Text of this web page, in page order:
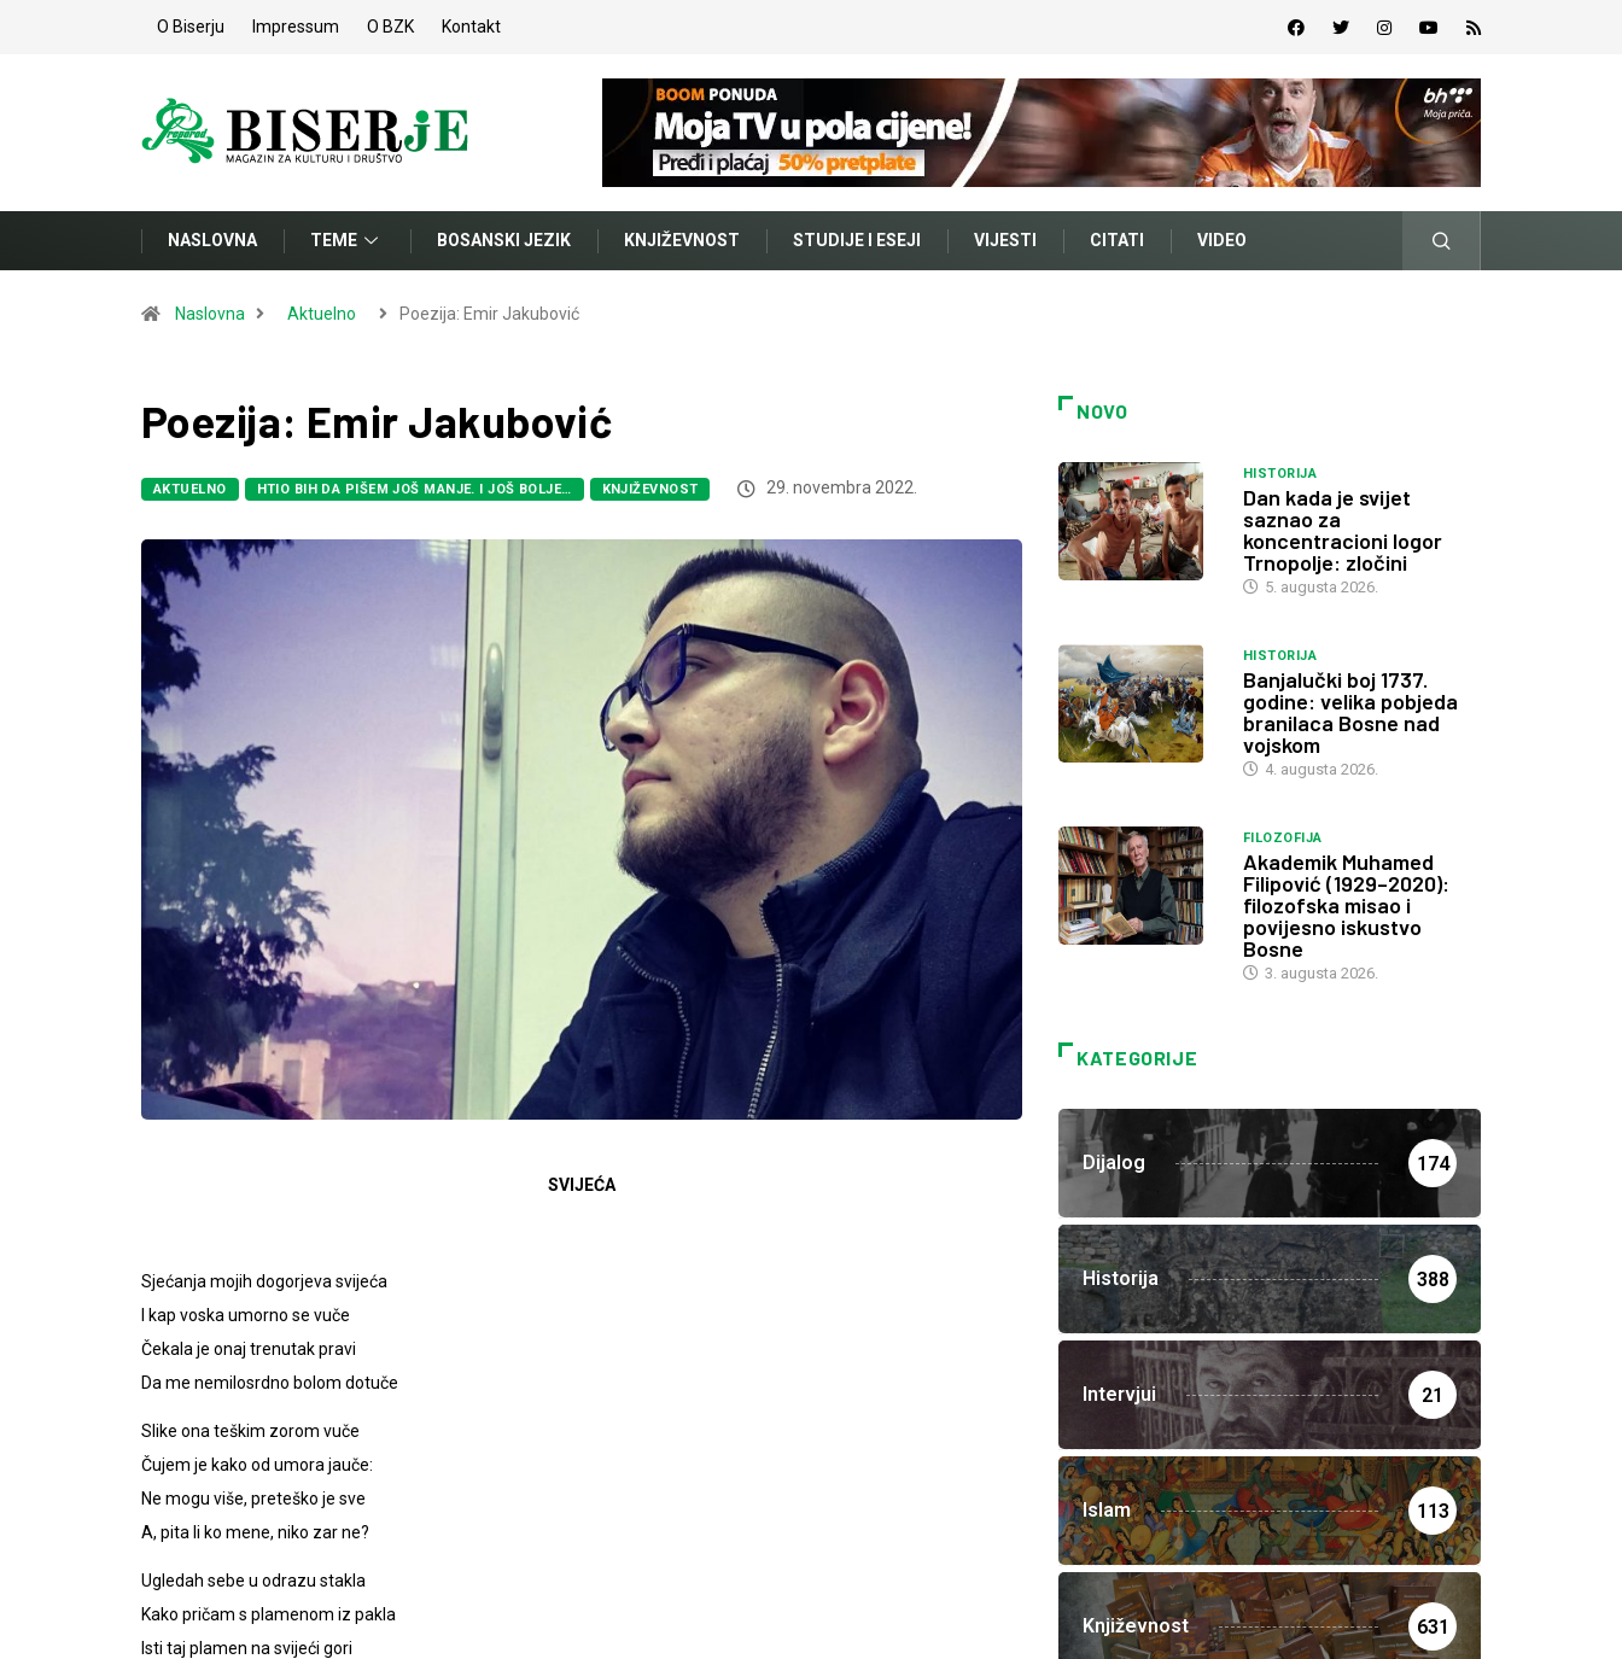
O Biserju Impressum O BZK Kontakt
NASLOVNA TEME BOSANSKI JEZIK KNJIŽEVNOST STUDIJE I ESEJI VIJESTI CITATI VIDEO
Naslovna Aktuelno Poezija: Emir Jakubović
Poezija: Emir Jakubović
AKTUELNO HTIO BIH DA PIŠEM JOŠ MANJE. I JOŠ BOLJE… KNJIŽEVNOST 29. novembra 2022.
SVIJEĆA
Sjećanja mojih dogorjeva svijeća
I kap voska umorno se vuče
Čekala je onaj trenutak pravi
Da me nemilosrdno bolom dotuče
Slike ona teškim zorom vuče
Čujem je kako od umora jauče:
Ne mogu više, preteško je sve
A, pita li ko mene, niko zar ne?
Ugledah sebe u odrazu stakla
Kako pričam s plamenom iz pakla
Isti taj plamen na svijeći gori
NOVO
HISTORIJA
Dan kada je svijet
saznao za
koncentracioni logor
Trnopolje: zločini
5. augusta 2026.
HISTORIJA
Banjalučki boj 1737.
godine: velika pobjeda
branilaca Bosne nad
vojskom
4. augusta 2026.
FILOZOFIJA
Akademik Muhamed
Filipović (1929–2020):
filozofska misao i
povijesno iskustvo
Bosne
3. augusta 2026.
KATEGORIJE
Dijalog 174
Historija 388
Intervjui 21
Islam 113
Književnost 631